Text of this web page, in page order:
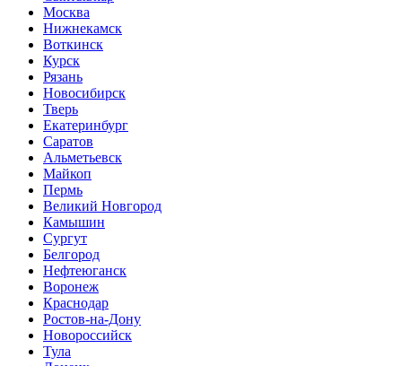
Москва
Нижнекамск
Воткинск
Курск
Рязань
Новосибирск
Тверь
Екатеринбург
Саратов
Альметьевск
Майкоп
Пермь
Великий Новгород
Камышин
Сургут
Белгород
Нефтеюганск
Воронеж
Краснодар
Ростов-на-Дону
Новороссийск
Тула